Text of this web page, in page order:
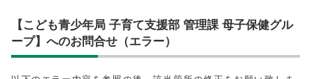
【こども青少年局 子育て支援部 管理課 母子保健グル
ープ】へのお問合せ（エラー）